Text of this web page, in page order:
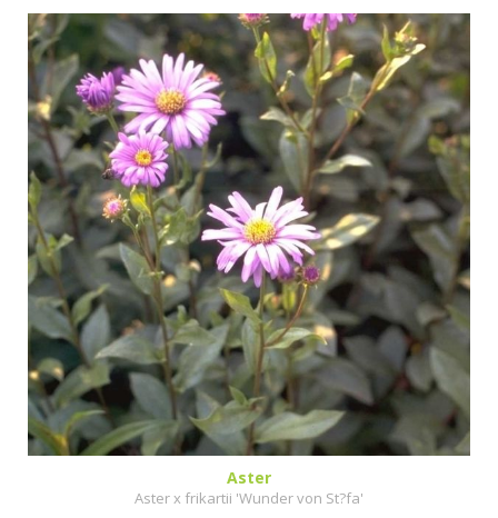
Aster
Aster x frikartii 'Wunder von St?fa'